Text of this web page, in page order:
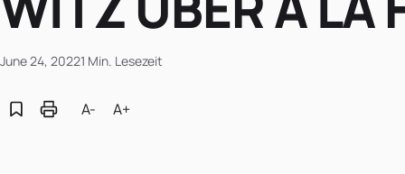
June 24, 20221 Min. Lesezeit
A- A+